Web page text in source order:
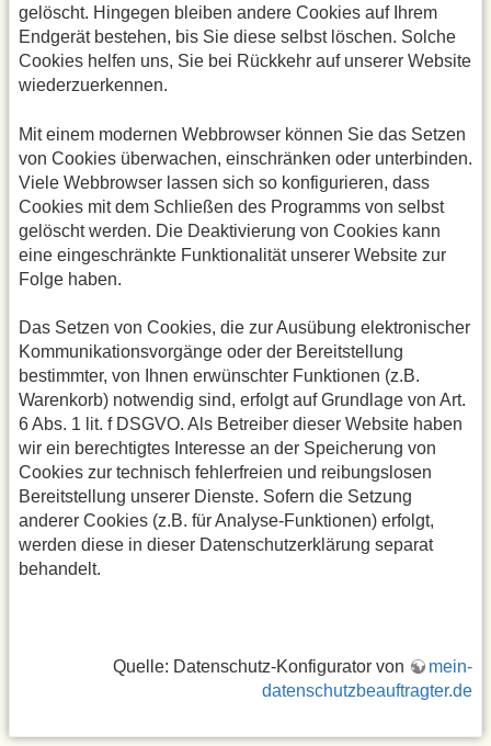
gelöscht. Hingegen bleiben andere Cookies auf Ihrem
Endgerät bestehen, bis Sie diese selbst löschen. Solche
Cookies helfen uns, Sie bei Rückkehr auf unserer Website
wiederzuerkennen.
Mit einem modernen Webbrowser können Sie das Setzen
von Cookies überwachen, einschränken oder unterbinden.
Viele Webbrowser lassen sich so konfigurieren, dass
Cookies mit dem Schließen des Programms von selbst
gelöscht werden. Die Deaktivierung von Cookies kann
eine eingeschränkte Funktionalität unserer Website zur
Folge haben.
Das Setzen von Cookies, die zur Ausübung elektronischer
Kommunikationsvorgänge oder der Bereitstellung
bestimmter, von Ihnen erwünschter Funktionen (z.B.
Warenkorb) notwendig sind, erfolgt auf Grundlage von Art.
6 Abs. 1 lit. f DSGVO. Als Betreiber dieser Website haben
wir ein berechtigtes Interesse an der Speicherung von
Cookies zur technisch fehlerfreien und reibungslosen
Bereitstellung unserer Dienste. Sofern die Setzung
anderer Cookies (z.B. für Analyse-Funktionen) erfolgt,
werden diese in dieser Datenschutzerklärung separat
behandelt.
Quelle: Datenschutz-Konfigurator von
mein-
datenschutzbeauftragter.de